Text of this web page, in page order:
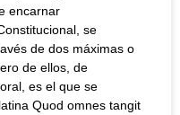
encarnar
se
de dos máximas o
de ellos, de
es el que se
Quod omnes tangit